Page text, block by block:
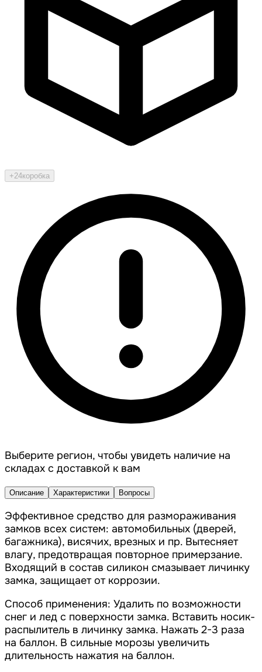
+24коробка
Выберите регион, чтобы увидеть наличие на
складах с доставкой к вам
Описание Характеристики Вопросы
Эффективное средство для размораживания
замков всех систем: автомобильных (дверей,
багажника), висячих, врезных и пр. Вытесняет
влагу, предотвращая повторное примерзание.
Входящий в состав силикон смазывает личинку
замка, защищает от коррозии.
Способ применения: Удалить по возможности
снег и лед с поверхности замка. Вставить носик-
распылитель в личинку замка. Нажать 2-3 раза
на баллон. В сильные морозы увеличить
длительность нажатия на баллон.